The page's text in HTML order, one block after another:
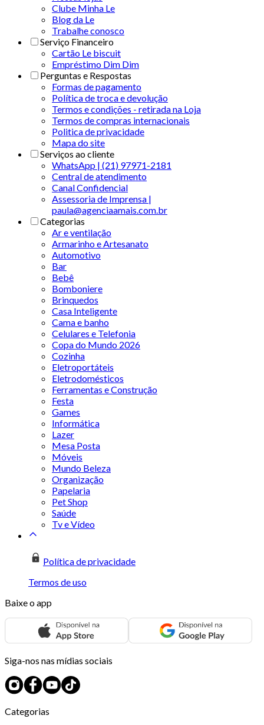
Clube Minha Le
Blog da Le
Trabalhe conosco
Serviço Financeiro
Cartão Le biscuit
Empréstimo Dim Dim
Perguntas e Respostas
Formas de pagamento
Política de troca e devolução
Termos e condições - retirada na Loja
Termos de compras internacionais
Politica de privacidade
Mapa do site
Serviços ao cliente
WhatsApp | (21) 97971-2181
Central de atendimento
Canal Confidencial
Assessoria de Imprensa |
paula@agenciaamais.com.br
Categorias
Ar e ventilação
Armarinho e Artesanato
Automotivo
Bar
Bebê
Bomboniere
Brinquedos
Casa Inteligente
Cama e banho
Celulares e Telefonia
Copa do Mundo 2026
Cozinha
Eletroportáteis
Eletrodomésticos
Ferramentas e Construção
Festa
Games
Informática
Lazer
Mesa Posta
Móveis
Mundo Beleza
Organização
Papelaria
Pet Shop
Saúde
Tv e Vídeo
Política de privacidade
Termos de uso
Baixe o app
Siga-nos nas mídias sociais
Categorias